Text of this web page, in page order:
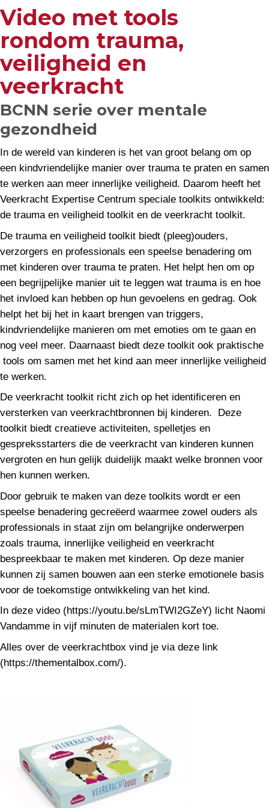
Video met tools
rondom trauma,
veiligheid en
veerkracht
BCNN serie over mentale
gezondheid
In de wereld van kinderen is het van groot belang om op
een kindvriendelijke manier over trauma te praten en samen
te werken aan meer innerlijke veiligheid. Daarom heeft het
Veerkracht Expertise Centrum speciale toolkits ontwikkeld:
de trauma en veiligheid toolkit en de veerkracht toolkit.
De trauma en veiligheid toolkit biedt (pleeg)ouders,
verzorgers en professionals een speelse benadering om
met kinderen over trauma te praten. Het helpt hen om op
een begrijpelijke manier uit te leggen wat trauma is en hoe
het invloed kan hebben op hun gevoelens en gedrag. Ook
helpt het bij het in kaart brengen van triggers,
kindvriendelijke manieren om met emoties om te gaan en
nog veel meer. Daarnaast biedt deze toolkit ook praktische
tools om samen met het kind aan meer innerlijke veiligheid
te werken.
De veerkracht toolkit richt zich op het identificeren en
versterken van veerkrachtbronnen bij kinderen. Deze
toolkit biedt creatieve activiteiten, spelletjes en
gespreksstarters die de veerkracht van kinderen kunnen
vergroten en hun gelijk duidelijk maakt welke bronnen voor
hen kunnen werken.
Door gebruik te maken van deze toolkits wordt er een
speelse benadering gecreëerd waarmee zowel ouders als
professionals in staat zijn om belangrijke onderwerpen
zoals trauma, innerlijke veiligheid en veerkracht
bespreekbaar te maken met kinderen. Op deze manier
kunnen zij samen bouwen aan een sterke emotionele basis
voor de toekomstige ontwikkeling van het kind.
In deze video (https://youtu.be/sLmTWI2GZeY) licht Naomi
Vandamme in vijf minuten de materialen kort toe.
Alles over de veerkrachtbox vind je via deze link
(https://thementalbox.com/).